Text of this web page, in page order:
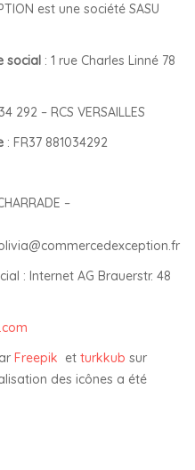
est une société SASU
social : 1 rue Charles Linné 78
292 – RCS VERSAILLES
: FR37 881034292
–
: Internet AG Brauerstr. 48
Freepik et turkkub sur
des icônes a été